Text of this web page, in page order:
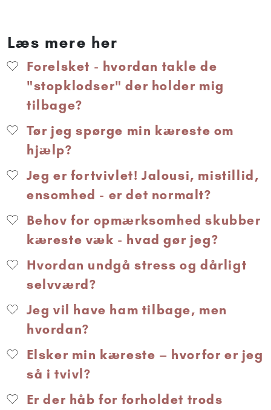
Læs mere her
Forelsket - hvordan takle de
"stopklodser" der holder mig
tilbage?
Tør jeg spørge min kæreste om
hjælp?
Jeg er fortvivlet! Jalousi, mistillid,
ensomhed - er det normalt?
Behov for opmærksomhed skubber
kæreste væk - hvad gør jeg?
Hvordan undgå stress og dårligt
selvværd?
Jeg vil have ham tilbage, men
hvordan?
Elsker min kæreste – hvorfor er jeg
så i tvivl?
Er der håb for forholdet trods